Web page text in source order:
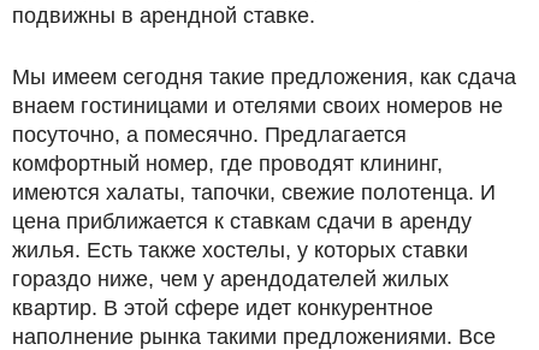
подвижны в арендной ставке.
Мы имеем сегодня такие предложения, как сдача
внаем гостиницами и отелями своих номеров не
посуточно, а помесячно. Предлагается
комфортный номер, где проводят клининг,
имеются халаты, тапочки, свежие полотенца. И
цена приближается к ставкам сдачи в аренду
жилья. Есть также хостелы, у которых ставки
гораздо ниже, чем у арендодателей жилых
квартир. В этой сфере идет конкурентное
наполнение рынка такими предложениями. Все